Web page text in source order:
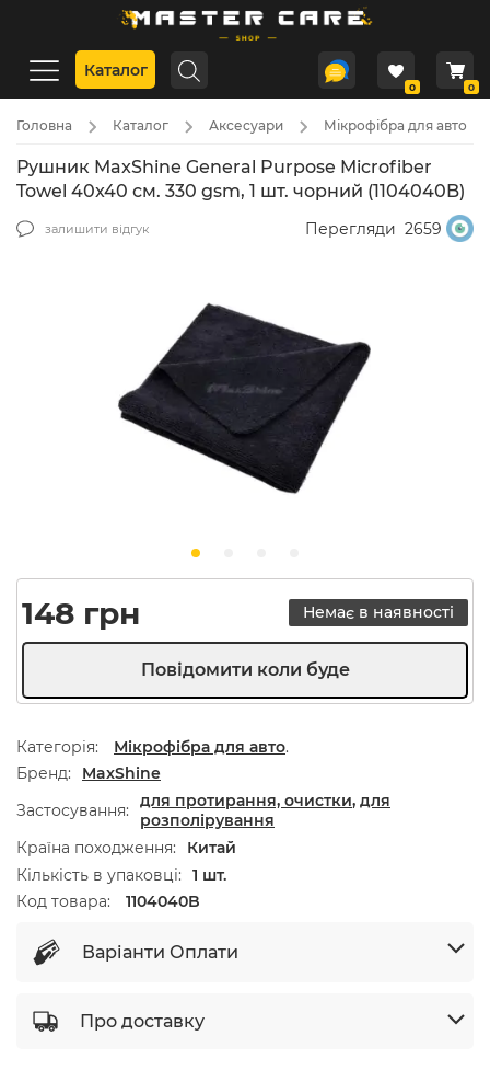
Каталог
0 0
Головна Каталог Аксесуари Мікрофібра для авто
Рушник MaxShine General Purpose Microfiber
Towel 40x40 см. 330 gsm, 1 шт. чорний (1104040B)
залишити відгук Перегляди 2659
148 грн Немає в наявності
Категорія: Мікрофібра для авто.
Бренд
MaxShine
Застосування
для протирання, очистки, для
розполірування
Країна походження
Китай
Кількість в упаковці
1 шт.
Код товара:
1104040B
Варіанти Оплати
Про доставку